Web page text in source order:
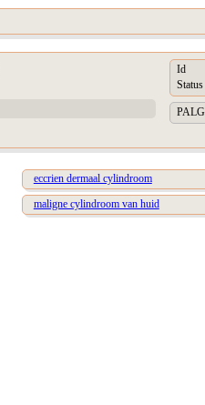
Id
Status
eccrien dermaal cylindroom
maligne cylindroom van huid